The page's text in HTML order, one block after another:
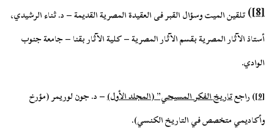
[8]
)تلقين الميت وسؤال القبر فى العقيدة المصرية القديمة – د. ثناء الرشيدي،
أستاذ الآثار المصرية بقسم الآثار المصرية – کلية الآثار بقنا – جامعة جنوب
الوادي.
[9] ) راجعتاريخ الفكر المسيحي” (المجلد الأول)– د. جون لوريمر (مؤرخ
وأكاديمي متخصص في التاريخ الكنسي).